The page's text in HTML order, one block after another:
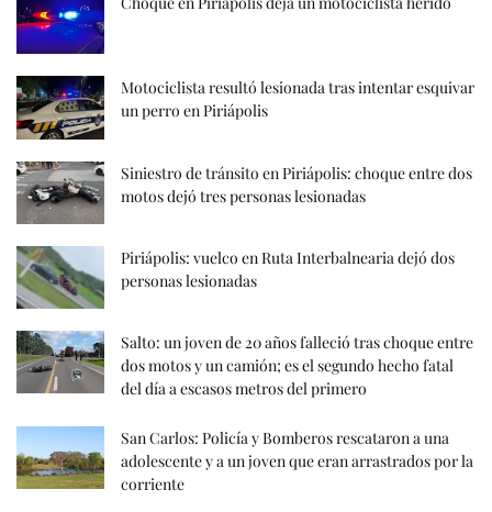
Motociclista resultó lesionada tras intentar esquivar
un perro en Piriápolis
Siniestro de tránsito en Piriápolis: choque entre dos
motos dejó tres personas lesionadas
Piriápolis: vuelco en Ruta Interbalnearia dejó dos
personas lesionadas
Salto: un joven de 20 años falleció tras choque entre
dos motos y un camión; es el segundo hecho fatal
del día a escasos metros del primero
San Carlos: Policía y Bomberos rescataron a una
adolescente y a un joven que eran arrastrados por la
corriente